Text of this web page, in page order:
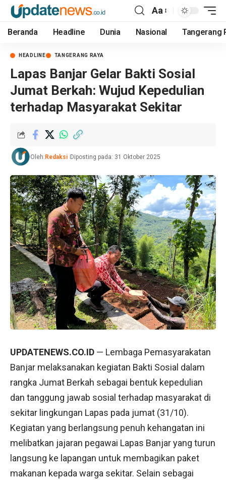
Aa
Beranda Headline Dunia Nasional Tangerang
HEADLINE TANGERANG RAYA
Lapas Banjar Gelar Bakti Sosial
Jumat Berkah: Wujud Kepedulian
terhadap Masyarakat Sekitar
Oleh: Redaksi Diposting pada: 31 Oktober 2025
UPDATENEWS.CO.ID — Lembaga Pemasyarakatan
Banjar melaksanakan kegiatan Bakti Sosial dalam
rangka Jumat Berkah sebagai bentuk kepedulian
dan tanggung jawab sosial terhadap masyarakat di
sekitar lingkungan Lapas pada jumat (31/10).
Kegiatan yang berlangsung penuh kehangatan ini
melibatkan jajaran pegawai Lapas Banjar yang turun
langsung ke lapangan untuk membagikan paket
makanan kepada warga sekitar. Selain sebagai